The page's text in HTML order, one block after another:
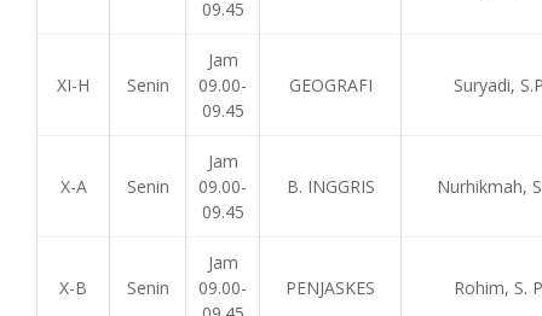
09.45
XI-H Senin
Jam
09.00-
09.45
GEOGRAFI Suryadi,
X-A Senin
Jam
09.00-
09.45
B. INGGRIS Nurhikmah,
X-B Senin
Jam
09.00-
PENJASKES Rohim, S.